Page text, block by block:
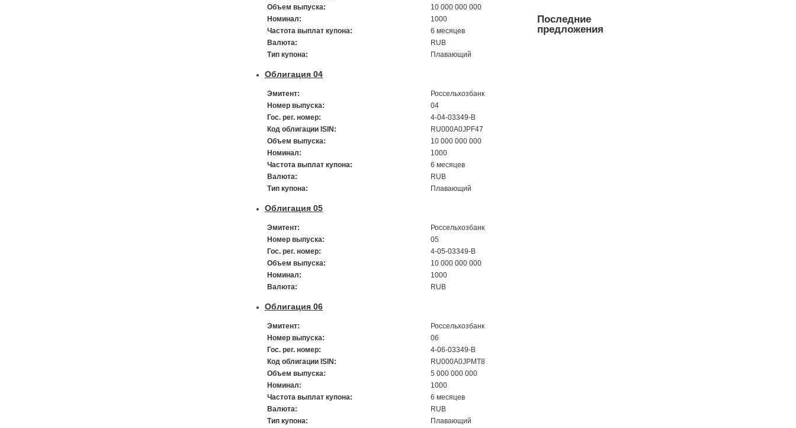
Объем выпуска:
10 000 000 000
Номинал:
1000
Частота выплат купона:
6 месяцев
Валюта:
RUB
Тип купона:
Плавающий
Облигация 04
Эмитент:
Россельхозбанк
Номер выпуска:
04
Гос. рег. номер:
4-04-03349-В
Код облигации ISIN:
RU000A0JPF47
Объем выпуска:
10 000 000 000
Номинал:
1000
Частота выплат купона:
6 месяцев
Валюта:
RUB
Тип купона:
Плавающий
Облигация 05
Эмитент:
Россельхозбанк
Номер выпуска:
05
Гос. рег. номер:
4-05-03349-В
Объем выпуска:
10 000 000 000
Номинал:
1000
Валюта:
RUB
Облигация 06
Эмитент:
Россельхозбанк
Номер выпуска:
06
Гос. рег. номер:
4-06-03349-В
Код облигации ISIN:
RU000A0JPMT8
Объем выпуска:
5 000 000 000
Номинал:
1000
Частота выплат купона:
6 месяцев
Валюта:
RUB
Тип купона:
Плавающий
Последние
предложения